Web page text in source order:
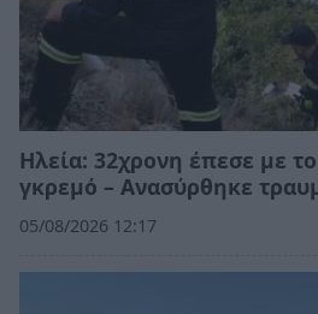
Ηλεία: 32χρονη έπεσε με
γκρεμό – Ανασύρθηκε
05/08/2026 12:17